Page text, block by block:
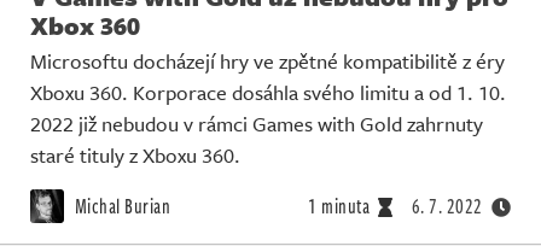
Xbox 360
Microsoftu docházejí hry ve zpětné kompatibilitě z éry
Xboxu 360. Korporace dosáhla svého limitu a od 1. 10.
2022 již nebudou v rámci Games with Gold zahrnuty
staré tituly z Xboxu 360.
Michal Burian 1 minuta 6. 7. 2022